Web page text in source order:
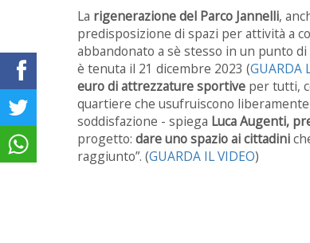
La rigenerazione del Parco Jannelli,
predisposizione di spazi per attività a
abbandonato a sè stesso in un punto
è tenuta il 21 dicembre 2023 (GUARDA
euro di attrezzature sportive per tutti,
quartiere che usufruiscono
soddisfazione - spiega Luca Augenti,
progetto: dare uno spazio ai cittadini
raggiunto”. (GUARDA IL VIDEO)